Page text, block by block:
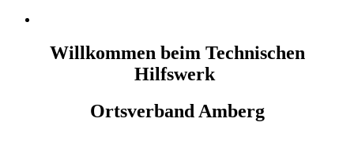
Willkommen beim Technischen
Hilfswerk
Ortsverband Amberg